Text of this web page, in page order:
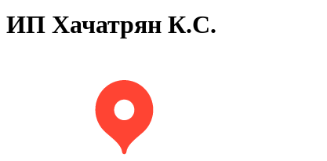
ИП Хачатрян К.С.